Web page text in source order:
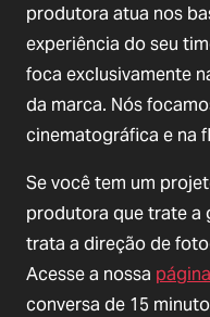
produtora atua nos
experiência do seu
foca exclusivamente
da marca. Nós
cinematográfica e na
Se você tem um
produtora que trate a
trata a direção de
Acesse a nossa
conversa de 15